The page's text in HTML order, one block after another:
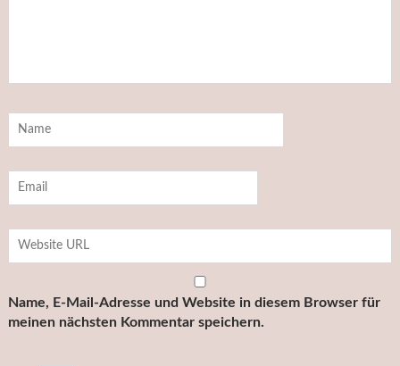
Name, E-Mail-Adresse und Website in diesem Browser für
meinen nächsten Kommentar speichern.